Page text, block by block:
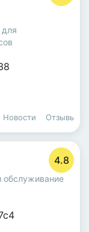
для
Новости Отзывы
4.8
обслуживание